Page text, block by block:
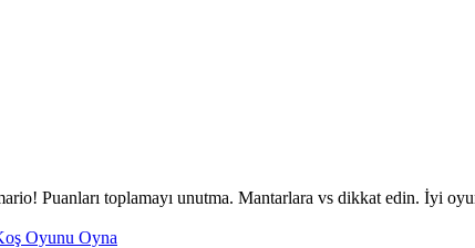
Puanları toplamayı unutma. Mantarlara vs dikkat edin. İyi
Oyunu Oyna